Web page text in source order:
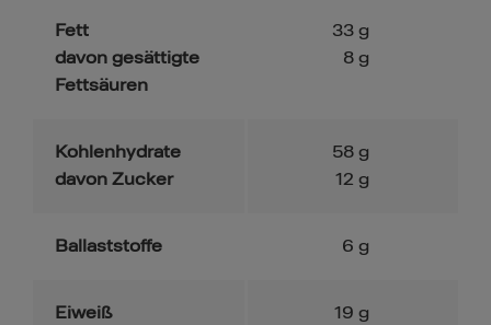
Fett
davon gesättigte
Fettsäuren
33 g
8 g
Kohlenhydrate
davon Zucker
58 g
12 g
Ballaststoffe 6 g
Eiweiß 19 g